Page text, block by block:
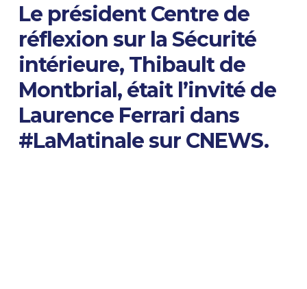
Le président Centre de
réflexion sur la Sécurité
intérieure, Thibault de
Montbrial, était l’invité de
Laurence Ferrari dans
#LaMatinale sur CNEWS.